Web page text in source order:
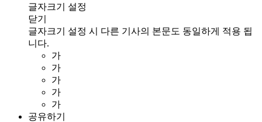
글자크기 설정
닫기
글자크기 설정 시 다른 기사의 본문도 동일하게 적용 됩
니다.
가
가
가
가
가
공유하기